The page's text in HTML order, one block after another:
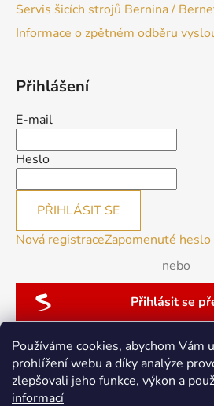
Používáme cookies, abychom Vám
prohlížení webu a díky analýze
zlepšovali jeho funkce, výkon a
informací
Servis šicích strojů Bernina /
Informace o zpětném odběru
Přihlášení
E-mail
Heslo
PŘIHLÁSIT SE
Nová registraceZapomenuté heslo
nebo
Přihlásit se
patchwork-